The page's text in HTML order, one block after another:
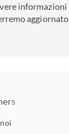
informazioni
aggiornato